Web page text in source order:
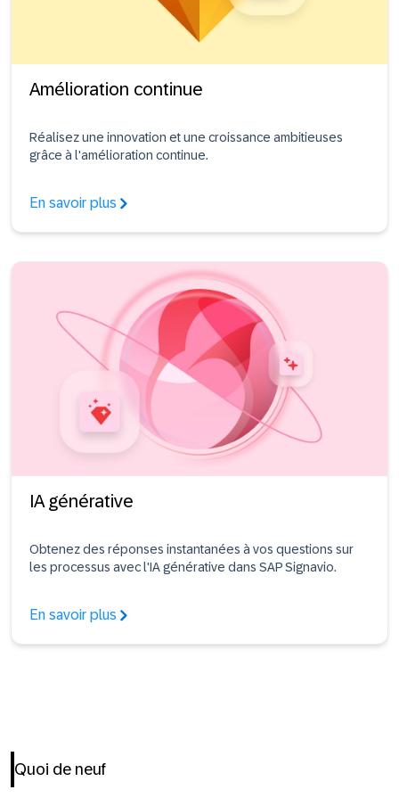
Amélioration continue
Réalisez une innovation et une croissance ambitieuses
grâce à l'amélioration continue.
En savoir plus
IA générative
Obtenez des réponses instantanées à vos questions sur
les processus avec l'IA générative dans SAP Signavio.
En savoir plus
Quoi de neuf